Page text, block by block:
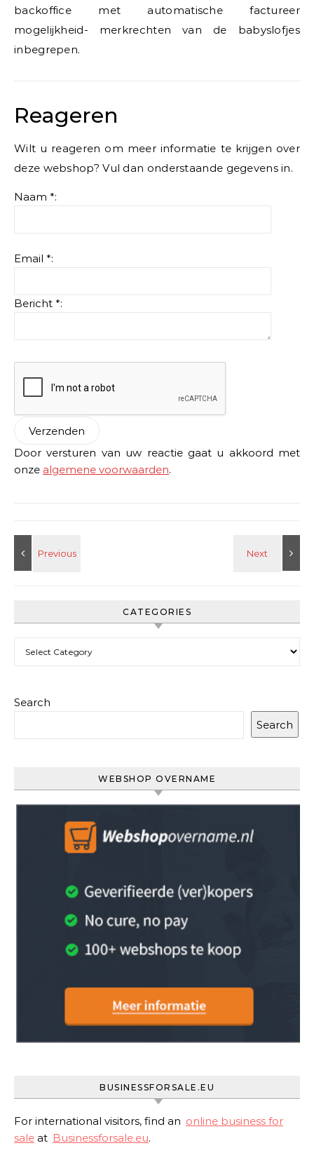
backoffice met automatische factureer
mogelijkheid- merkrechten van de babyslofjes
inbegrepen.
Reageren
Wilt u reageren om meer informatie te krijgen over
deze webshop? Vul dan onderstaande gegevens in.
Naam *:
Email *:
Bericht *:
Door versturen van uw reactie gaat u akkoord met
onze algemene voorwaarden.
CATEGORIES
Search
Search
WEBSHOP OVERNAME
BUSINESSFORSALE.EU
For international visitors, find an online business for
sale at Businessforsale.eu.